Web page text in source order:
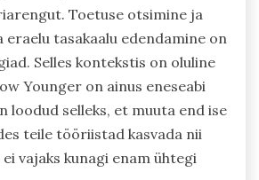
vältima enesehoolduse
liialt töötamist ja vaimse
Vaimse heaolu
tootlikkust ja otsuste
Isiklike piiride tunnustamine
ja edendada
Toetuse otsimine ja